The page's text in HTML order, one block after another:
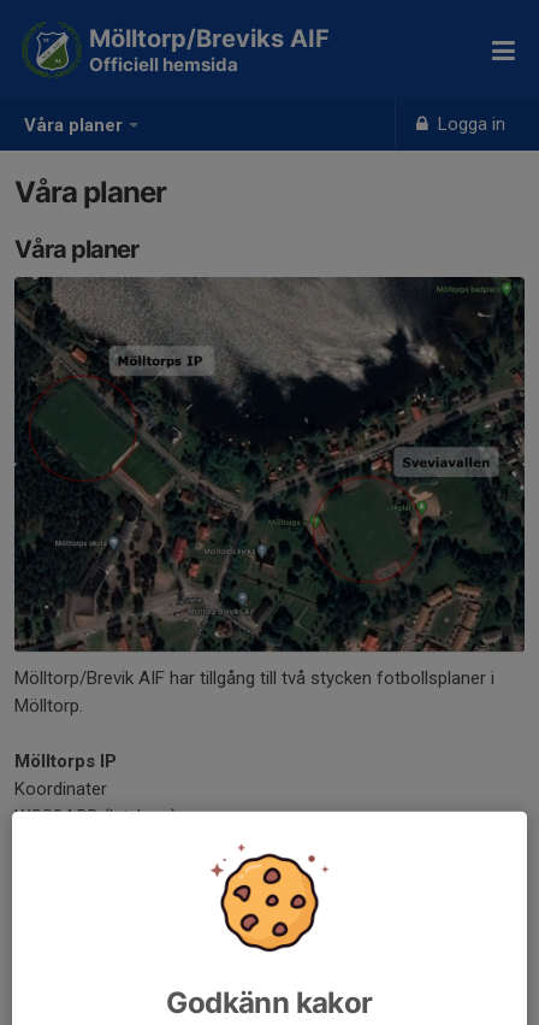
Våra planer Logga in
Mölltorp/Breviks AIF
Officiell hemsida
Våra planer
Våra planer
Mölltorp/Brevik AIF har tillgång till två stycken fotbollsplaner i
Mölltorp.
Mölltorps IP
Koordinater
WGS84 DD (lat, long)
N 58° 29' 45.57", E 14° 24' 43.97"
Godkänn kakor